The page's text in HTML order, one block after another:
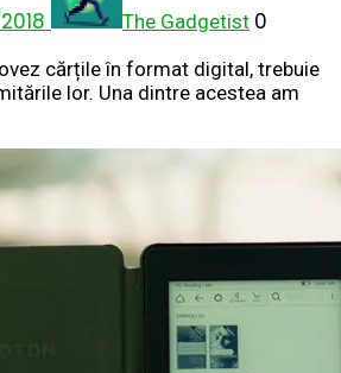
The Gadgetist 0
cărțile în format digital, trebuie
lor. Una dintre acestea am